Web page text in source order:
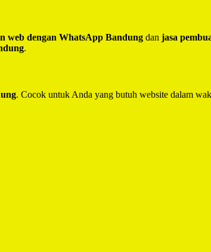
web dengan WhatsApp Bandung dan jasa
.
. Cocok untuk Anda yang butuh website dalam